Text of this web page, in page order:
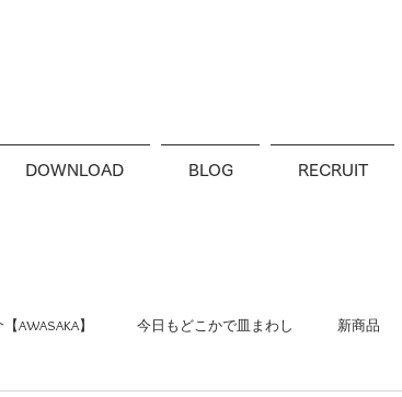
DOWNLOAD BLOG RECRUIT
AWASAKA】 今日もどこかで皿まわし 新商品